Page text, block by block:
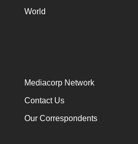
World
Mediacorp Network
Contact Us
Our Correspondents